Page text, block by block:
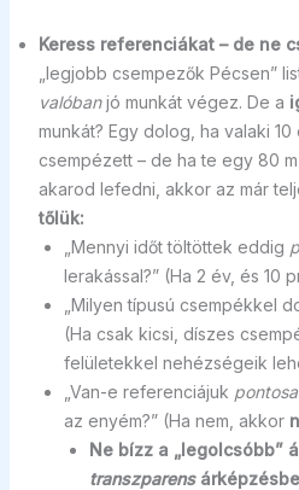
Keress referenciákat – de ne
„legjobb csempezők Pécsen”
valóbanjó munkát végez. De a
munkát? Egy dolog, ha valaki
csempézett – de ha te egy 80
akarod lefedni, akkor az már
tőlük:
„Mennyi időt töltöttek eddig
lerakással?” (Ha 2 év, és 10
„Milyen típusú csempékkel
(Ha csak kicsi, díszes
felületekkel nehézségeik
„Van-e referenciájuk
az enyém?” (Ha nem, akkor
Ne bízz a „legolcsóbb”
transzparens